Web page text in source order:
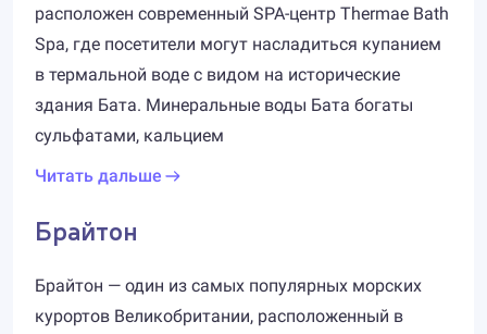
расположен современный SPA-центр Thermae Bath
Spa, где посетители могут насладиться купанием
в термальной воде с видом на исторические
здания Бата. Минеральные воды Бата богаты
сульфатами, кальцием
Читать дальше
Брайтон
Брайтон — один из самых популярных морских
курортов Великобритании, расположенный в